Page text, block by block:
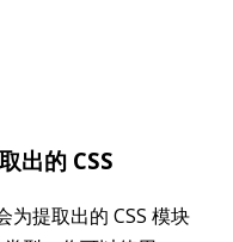
出的 CSS
为提取出的 CSS 模块